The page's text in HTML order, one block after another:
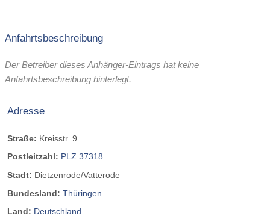
Anfahrtsbeschreibung
Der Betreiber dieses Anhänger-Eintrags hat keine
Anfahrtsbeschreibung hinterlegt.
Adresse
Straße: Kreisstr. 9
Postleitzahl: PLZ 37318
Stadt: Dietzenrode/Vatterode
Bundesland: Thüringen
Land: Deutschland